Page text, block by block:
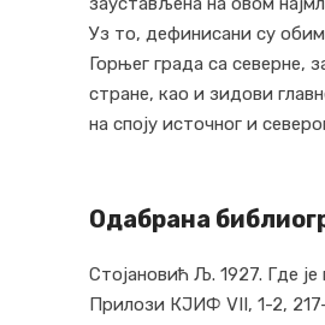
Уз то, дефинисани су
Горњег града са северне,
стране, као и зидови
на споју источног и
Одабрана
Стојановић Љ. 1927. Где је
Прилози КЈИФ VII, 1-2,